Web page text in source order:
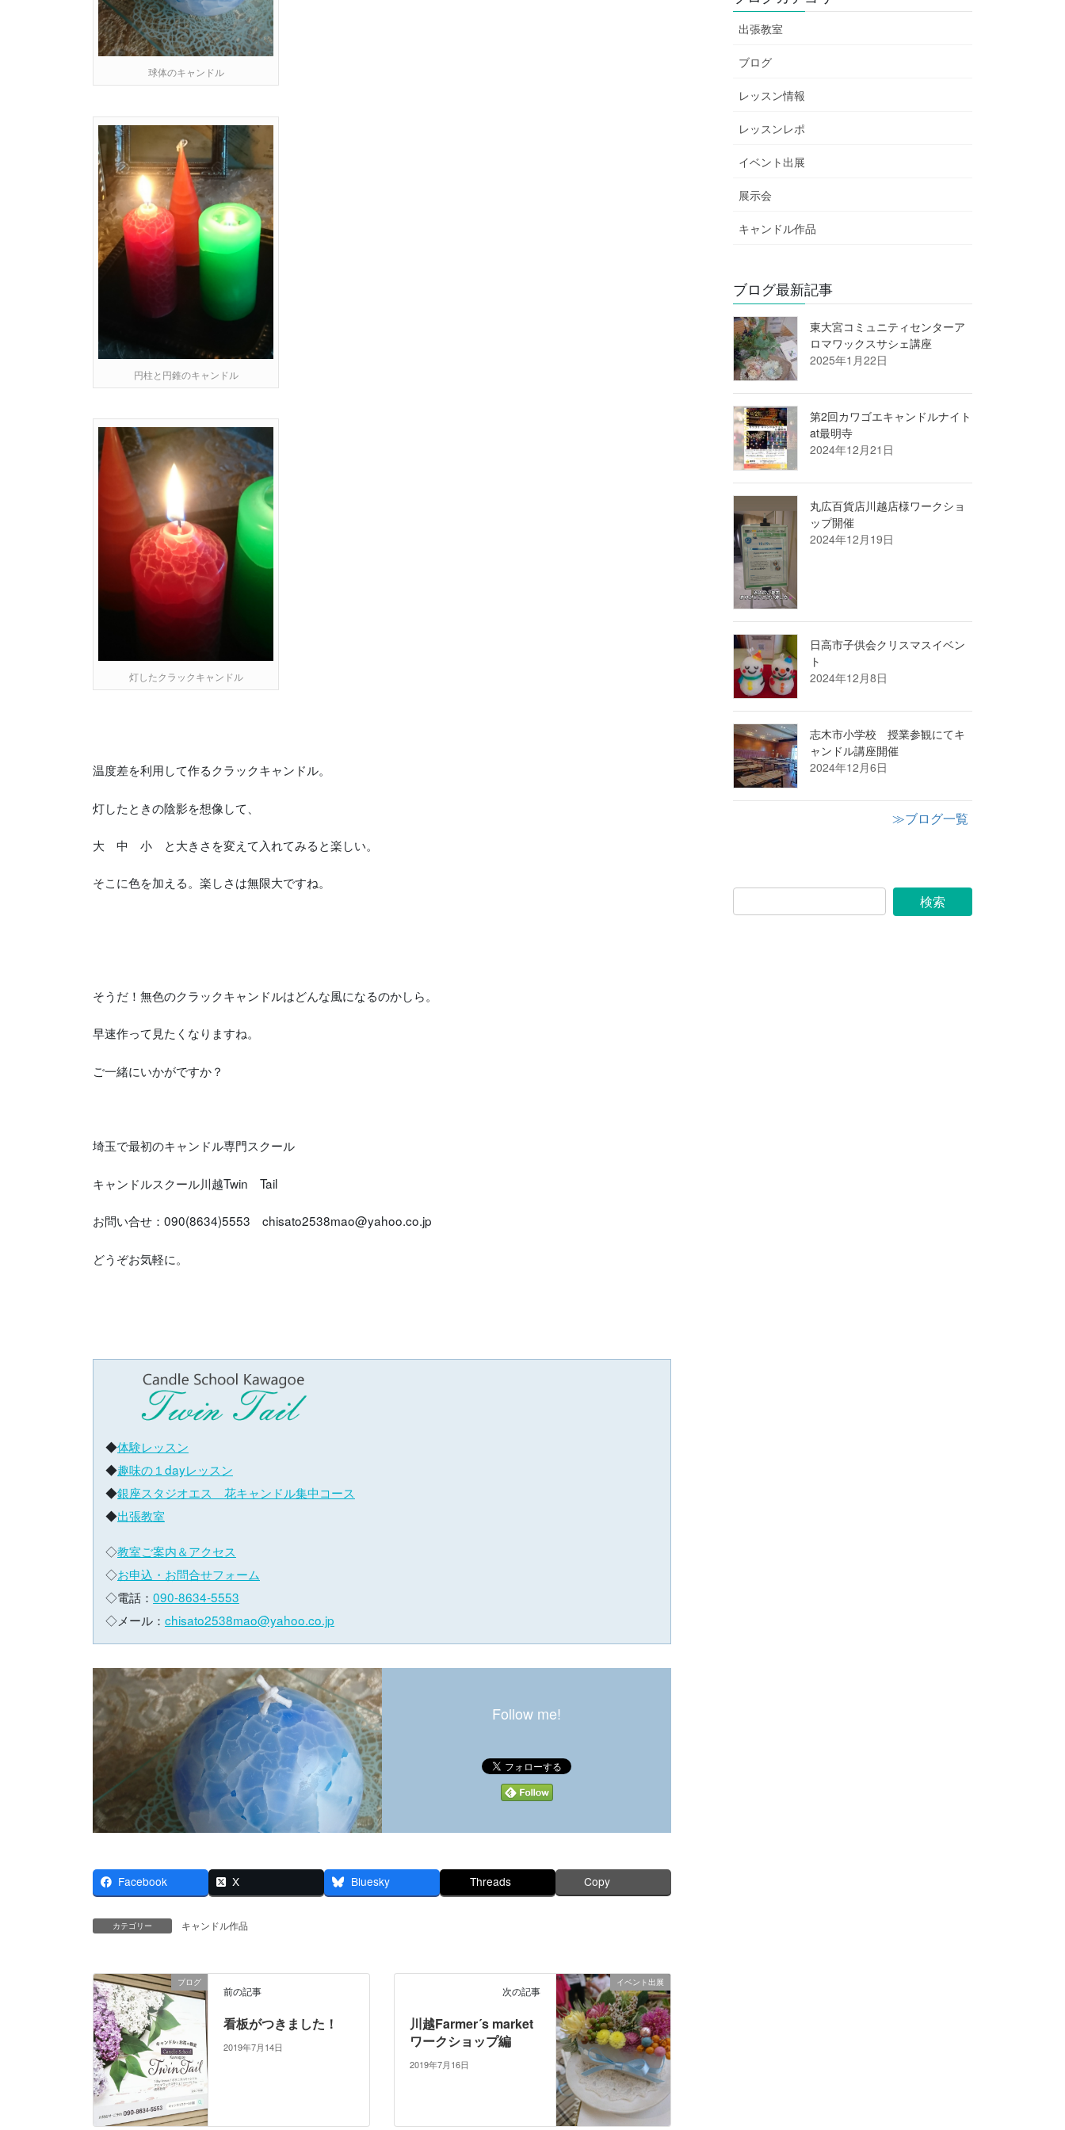
球体のキャンドル
円柱と円錐のキャンドル
灯したクラックキャンドル
温度差を利用して作るクラックキャンドル。
灯したときの陰影を想像して、
大 中 小 と大きさを変えて入れてみると楽しい。
そこに色を加える。楽しさは無限大ですね。
そうだ！無色のクラックキャンドルはどんな風になるのかしら。
早速作って見たくなりますね。
ご一緒にいかがですか？
埼玉で最初のキャンドル専門スクール
キャンドルスクール川越Twin Tail
お問い合せ：090(8634)5553 chisato2538mao@yahoo.co.jp
どうぞお気軽に。
◆体験レッスン
◆趣味の１dayレッスン
◆銀座スタジオエス 花キャンドル集中コース
◆出張教室
◇教室ご案内＆アクセス
◇お申込・お問合せフォーム
◇電話： 090-8634-5553
◇メール： chisato2538mao@yahoo.co.jp
Follow me!
Facebook X Bluesky Threads Copy
カテゴリー キャンドル作品
ブログ
前の記事
看板がつきました！
2019年7月14日
イベント出展
次の記事
川越Farmer´s market
ワークショップ編
2019年7月16日
出張教室
ブログ
レッスン情報
レッスンレポ
イベント出展
展示会
キャンドル作品
ブログ最新記事
東大宮コミュニティセンターア
ロマワックスサシェ講座
2025年1月22日
第2回カワゴエキャンドルナイト
at最明寺
2024年12月21日
丸広百貨店川越店様ワークショ
ップ開催
2024年12月19日
日高市子供会クリスマスイベン
ト
2024年12月8日
志木市小学校 授業参観にてキ
ャンドル講座開催
2024年12月6日
≫ブログ一覧